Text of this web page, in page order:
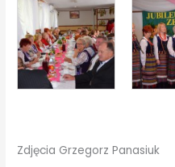
Zdjęcia Grzegorz Panasiuk